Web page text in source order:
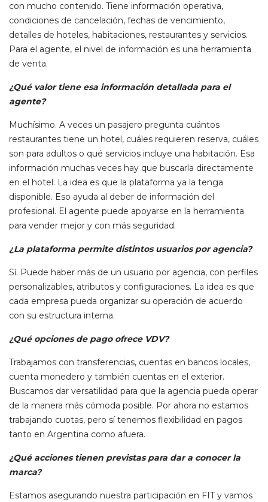
con mucho contenido. Tiene información operativa,
condiciones de cancelación, fechas de vencimiento,
detalles de hoteles, habitaciones, restaurantes y servicios.
Para el agente, el nivel de información es una herramienta
de venta.
¿Qué valor tiene esa información detallada para el
agente?
Muchísimo. A veces un pasajero pregunta cuántos
restaurantes tiene un hotel, cuáles requieren reserva, cuáles
son para adultos o qué servicios incluye una habitación. Esa
información muchas veces hay que buscarla directamente
en el hotel. La idea es que la plataforma ya la tenga
disponible. Eso ayuda al deber de información del
profesional. El agente puede apoyarse en la herramienta
para vender mejor y con más seguridad.
¿La plataforma permite distintos usuarios por agencia?
Sí. Puede haber más de un usuario por agencia, con perfiles
personalizables, atributos y configuraciones. La idea es que
cada empresa pueda organizar su operación de acuerdo
con su estructura interna.
¿Qué opciones de pago ofrece VDV?
Trabajamos con transferencias, cuentas en bancos locales,
cuenta monedero y también cuentas en el exterior.
Buscamos dar versatilidad para que la agencia pueda operar
de la manera más cómoda posible. Por ahora no estamos
trabajando cuotas, pero sí tenemos flexibilidad en pagos
tanto en Argentina como afuera.
¿Qué acciones tienen previstas para dar a conocer la
marca?
Estamos asegurando nuestra participación en FIT y vamos